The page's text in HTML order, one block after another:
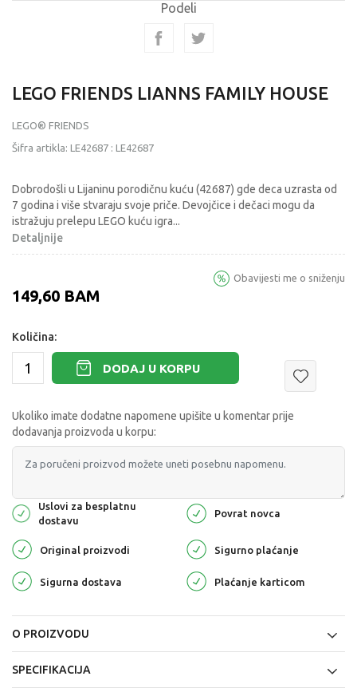
Podeli
LEGO FRIENDS LIANNS FAMILY HOUSE
LEGO® FRIENDS
Šifra artikla: LE42687 : LE42687
Dobrodošli u Lijaninu porodičnu kuću (42687) gde deca uzrasta od
7 godina i više stvaraju svoje priče. Devojčice i dečaci mogu da
istražuju prelepu LEGO kuću igra...
Detaljnije
149,60 BAM
Obavijesti me o sniženju
Količina:
DODAJ U KORPU
Ukoliko imate dodatne napomene upišite u komentar prije
dodavanja proizvoda u korpu:
Uslovi za besplatnu
dostavu
Povrat novca
Original proizvodi Sigurno plaćanje
Sigurna dostava Plaćanje karticom
O PROIZVODU
SPECIFIKACIJA